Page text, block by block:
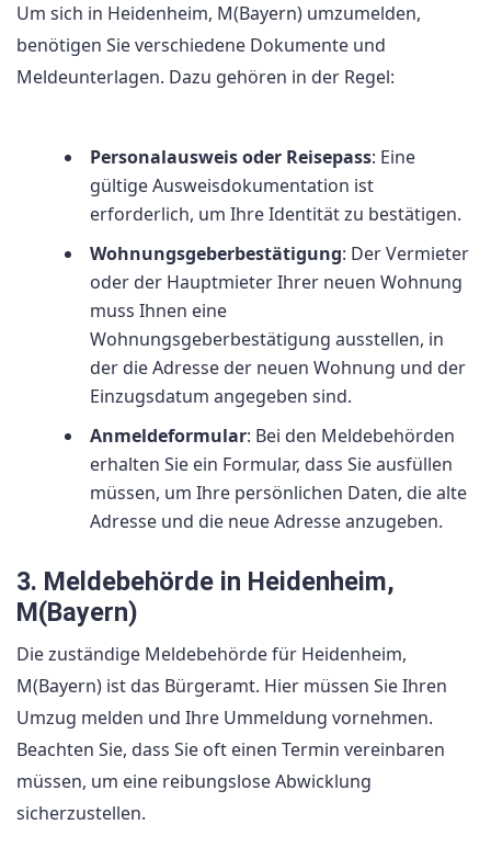
Um sich in Heidenheim, M(Bayern) umzumelden,
benötigen Sie verschiedene Dokumente und
Meldeunterlagen. Dazu gehören in der Regel:
Personalausweis oder Reisepass: Eine
gültige Ausweisdokumentation ist
erforderlich, um Ihre Identität zu bestätigen.
Wohnungsgeberbestätigung: Der Vermieter
oder der Hauptmieter Ihrer neuen Wohnung
muss Ihnen eine
Wohnungsgeberbestätigung ausstellen, in
der die Adresse der neuen Wohnung und der
Einzugsdatum angegeben sind.
Anmeldeformular: Bei den Meldebehörden
erhalten Sie ein Formular, dass Sie ausfüllen
müssen, um Ihre persönlichen Daten, die alte
Adresse und die neue Adresse anzugeben.
3. Meldebehörde in Heidenheim,
M(Bayern)
Die zuständige Meldebehörde für Heidenheim,
M(Bayern) ist das Bürgeramt. Hier müssen Sie Ihren
Umzug melden und Ihre Ummeldung vornehmen.
Beachten Sie, dass Sie oft einen Termin vereinbaren
müssen, um eine reibungslose Abwicklung
sicherzustellen.